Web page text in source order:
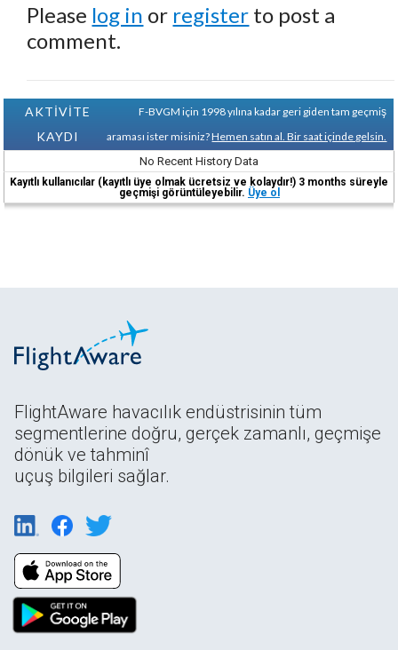
Please log in or register to post a
comment.
AKTİVİTE
KAYDI
F-BVGM için 1998 yılına kadar geri giden tam geçmiş
araması ister misiniz?Hemen satın al. Bir saat içinde gelsin.
No Recent History Data
Kayıtlı kullanıcılar (kayıtlı üye olmak ücretsiz ve kolaydır!) 3 months süreyle
geçmişi görüntüleyebilir. Üye ol
FlightAware havacılık endüstrisinin tüm
segmentlerine doğru, gerçek zamanlı, geçmişe
dönük ve tahminî
uçuş bilgileri sağlar.